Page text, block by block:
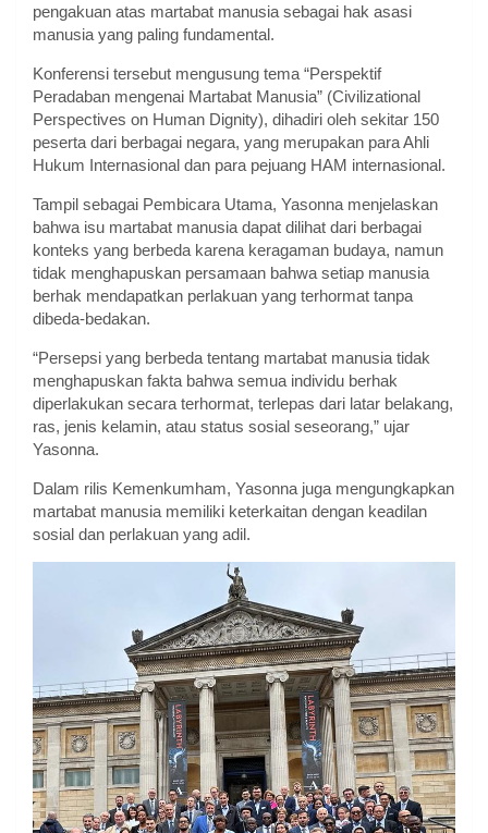
pengakuan atas martabat manusia sebagai hak asasi
manusia yang paling fundamental.
Konferensi tersebut mengusung tema “Perspektif
Peradaban mengenai Martabat Manusia” (Civilizational
Perspectives on Human Dignity), dihadiri oleh sekitar 150
peserta dari berbagai negara, yang merupakan para Ahli
Hukum Internasional dan para pejuang HAM internasional.
Tampil sebagai Pembicara Utama, Yasonna menjelaskan
bahwa isu martabat manusia dapat dilihat dari berbagai
konteks yang berbeda karena keragaman budaya, namun
tidak menghapuskan persamaan bahwa setiap manusia
berhak mendapatkan perlakuan yang terhormat tanpa
dibeda-bedakan.
“Persepsi yang berbeda tentang martabat manusia tidak
menghapuskan fakta bahwa semua individu berhak
diperlakukan secara terhormat, terlepas dari latar belakang,
ras, jenis kelamin, atau status sosial seseorang,” ujar
Yasonna.
Dalam rilis Kemenkumham, Yasonna juga mengungkapkan
martabat manusia memiliki keterkaitan dengan keadilan
sosial dan perlakuan yang adil.